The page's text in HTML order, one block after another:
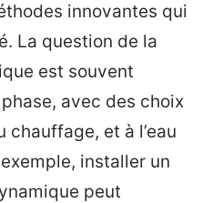
innovantes qui
La question de la
est souvent
avec des choix
chauffage, et à l’eau
installer un
peut